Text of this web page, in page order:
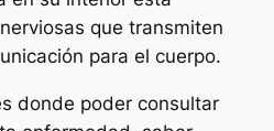
que transmiten
para el cuerpo.
donde poder consultar